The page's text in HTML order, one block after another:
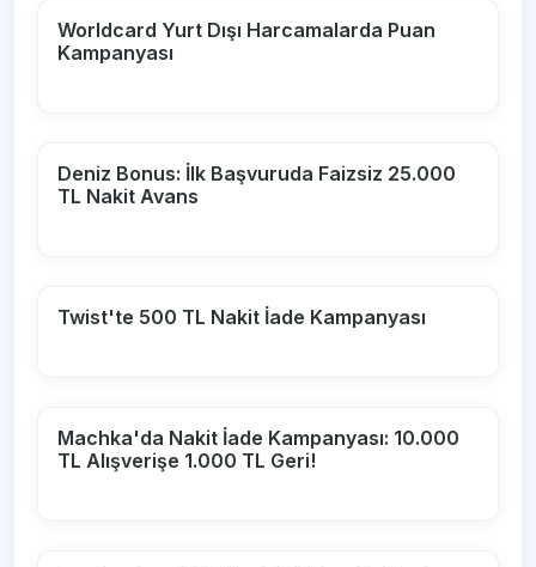
Worldcard Yurt Dışı Harcamalarda Puan
Kampanyası
Deniz Bonus: İlk Başvuruda Faizsiz 25.000
TL Nakit Avans
Twist'te 500 TL Nakit İade Kampanyası
Machka'da Nakit İade Kampanyası: 10.000
TL Alışverişe 1.000 TL Geri!